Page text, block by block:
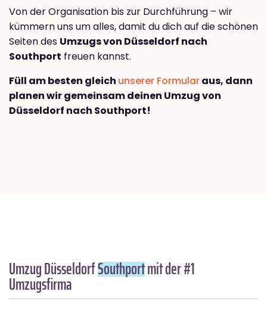
Von der Organisation bis zur Durchführung – wir
kümmern uns um alles, damit du dich auf die schönen
Seiten des Umzugs von Düsseldorf nach
Southport freuen kannst.
Füll am besten gleich unserer Formularaus, dann
planen wir gemeinsam deinen Umzug von
Düsseldorf nach Southport!
Umzug DüsseldorfSouthportmit der #1
Umzugsfirma